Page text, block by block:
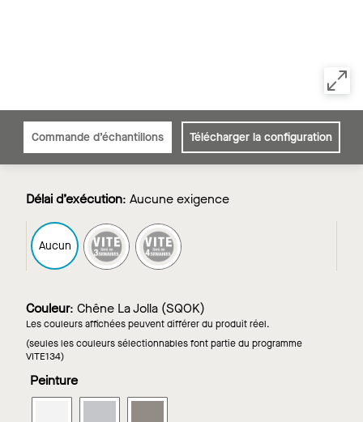
Commande d’échantillons Télécharger la configuration
Délai d’exécution: Aucune exigence
Aucun FAST3 FAST4
Couleur: Chêne La Jolla (SQOK)
Les couleurs affichées peuvent différer du produit réel.
(seules les couleurs sélectionnables font partie du programme
VITE134)
Peinture